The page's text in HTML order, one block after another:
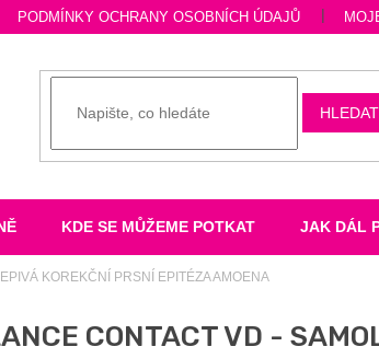
PODMÍNKY OCHRANY OSOBNÍCH ÚDAJŮ
HLEDAT
KDE SE MŮŽEME POTKAT JAK DÁL
KOREKČNÍ PRSNÍ EPITÉZA AMOENA
CONTACT VD -